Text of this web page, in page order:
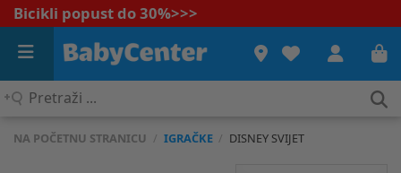
Bicikli popust do 30%>>>
Pretraži
NA POČETNU STRANICU / IGRAČKE / DISNEY SVIJET